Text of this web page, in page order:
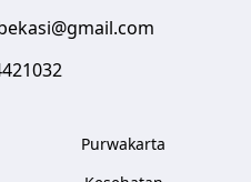
Purwakarta